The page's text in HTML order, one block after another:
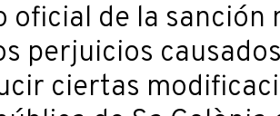
oficial de la
perjuicios
ciertas